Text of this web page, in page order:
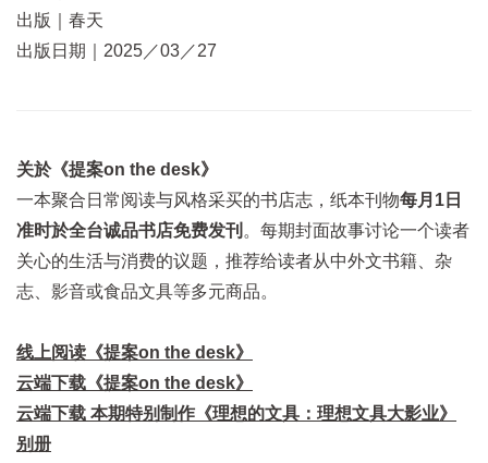
出版｜春天
出版日期｜2025／03／27
关於《提案on the desk》
一本聚合日常阅读与风格采买的书店志，纸本刊物每月1日
准时於全台诚品书店免费发刊 。每期封面故事讨论一个读者
关心的生活与消费的议题，推荐给读者从中外文书籍、杂
志、影音或食品文具等多元商品。
线上阅读《提案on the desk》
云端下载《提案on the desk》
云端下载 本期特别制作《理想的文具：理想文具大影业》
别册